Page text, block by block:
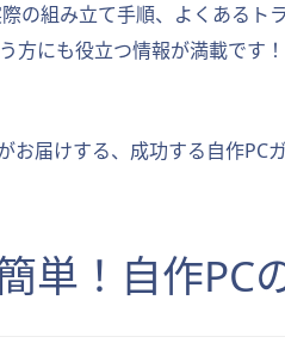
の組み立て手順、よくある
方にも役立つ情報が満載です！
届けする、成功する自作PC
単！自作PC